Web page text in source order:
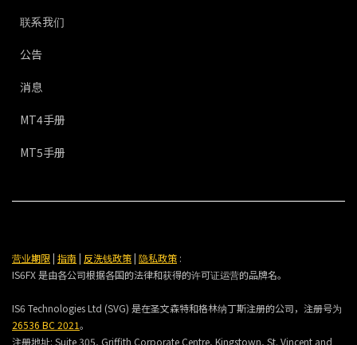
联系我们
公告
消息
MT4手册
MT5手册
营业期限| 指南 | 反洗钱政策| 隐私政策 :
IS6FX 是由各公司根据各国的法律和获得的许可证运营的品牌名。
IS6 Technologies Ltd (SVG) 是在圣文森特和格林纳丁斯注册的公司，注册号为
26536 BC 2021。
注册地址: Suite 305, Griffith Corporate Centre, Kingstown, St. Vincent and